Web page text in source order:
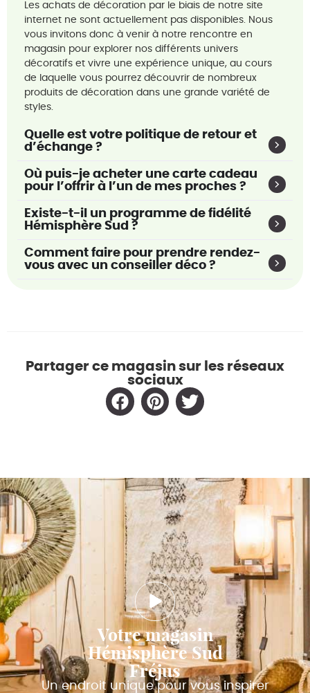
Les achats de décoration par le biais de notre site
internet ne sont actuellement pas disponibles. Nous
vous invitons donc à venir à notre rencontre en
magasin pour explorer nos différents univers
décoratifs et vivre une expérience unique, au cours
de laquelle vous pourrez découvrir de nombreux
produits de décoration dans une grande variété de
styles.
Quelle est votre politique de retour et
d’échange ?
Où puis-je acheter une carte cadeau
pour l’offrir à l’un de mes proches ?
Existe-t-il un programme de fidélité
Hémisphère Sud ?
Comment faire pour prendre rendez-
vous avec un conseiller déco ?
Partager ce magasin sur les réseaux
sociaux
Votre magasin
Hémisphère Sud
Fréjus
Un endroit unique pour vous inspirer